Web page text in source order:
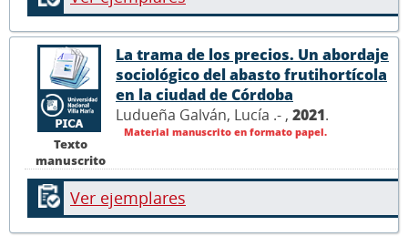
Texto
manuscrito
La trama de los precios. Un abordaje
sociológico del abasto frutihortícola
en la ciudad de Córdoba
Ludueña Galván, Lucía .- , 2021.
Material manuscrito en formato papel.
Ver ejemplares